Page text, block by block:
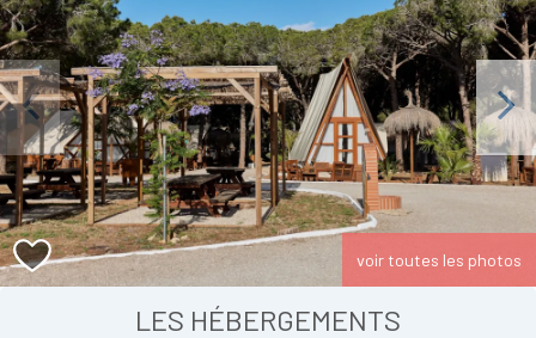
Next
voir toutes les photos
LES HÉBERGEMENTS